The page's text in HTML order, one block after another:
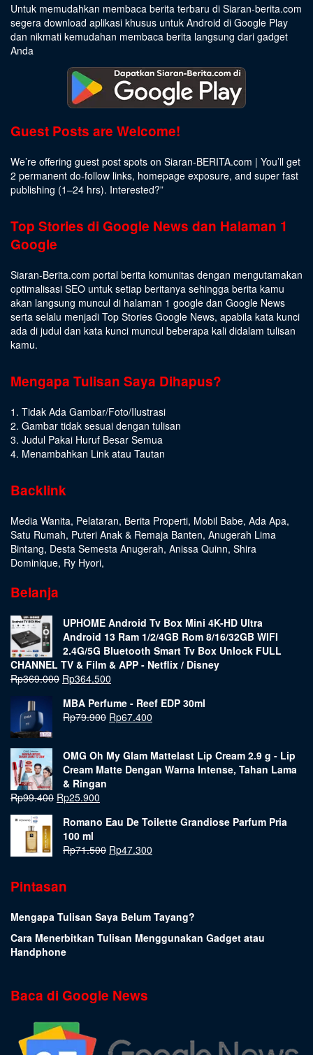
Untuk memudahkan membaca berita terbaru di Siaran-berita.com
segera download aplikasi khusus untuk Android di Google Play
dan nikmati kemudahan membaca berita langsung dari gadget
Anda
Guest Posts are Welcome!
We’re offering guest post spots on Siaran-BERITA.com | You’ll get
2 permanent do-follow links, homepage exposure, and super fast
publishing (1–24 hrs). Interested?”
Top Stories di Google News dan Halaman 1
Google
Siaran-Berita.com portal berita komunitas dengan mengutamakan
optimalisasi SEO untuk setiap beritanya sehingga berita kamu
akan langsung muncul di halaman 1 google dan Google News
serta selalu menjadi Top Stories Google News, apabila kata kunci
ada di judul dan kata kunci muncul beberapa kali didalam tulisan
kamu.
Mengapa Tulisan Saya Dihapus?
1. Tidak Ada Gambar/Foto/Ilustrasi
2. Gambar tidak sesuai dengan tulisan
3. Judul Pakai Huruf Besar Semua
4. Menambahkan Link atau Tautan
Backlink
Media Wanita, Pelataran, Berita Properti, Mobil Babe, Ada Apa,
Satu Rumah, Puteri Anak & Remaja Banten, Anugerah Lima
Bintang, Desta Semesta Anugerah, Anissa Quinn, Shira
Dominique, Ry Hyori,
Belanja
UPHOME Android Tv Box Mini 4K-HD Ultra
Android 13 Ram 1/2/4GB Rom 8/16/32GB WIFI
2.4G/5G Bluetooth Smart Tv Box Unlock FULL
CHANNEL TV & Film & APP - Netflix / Disney
Rp369.000 Rp364.500
MBA Perfume - Reef EDP 30ml
Rp79.900 Rp67.400
OMG Oh My Glam Mattelast Lip Cream 2.9 g - Lip
Cream Matte Dengan Warna Intense, Tahan Lama
& Ringan
Rp99.400 Rp25.900
Romano Eau De Toilette Grandiose Parfum Pria
100 ml
Rp71.500 Rp47.300
Pintasan
Mengapa Tulisan Saya Belum Tayang?
Cara Menerbitkan Tulisan Menggunakan Gadget atau
Handphone
Baca di Google News